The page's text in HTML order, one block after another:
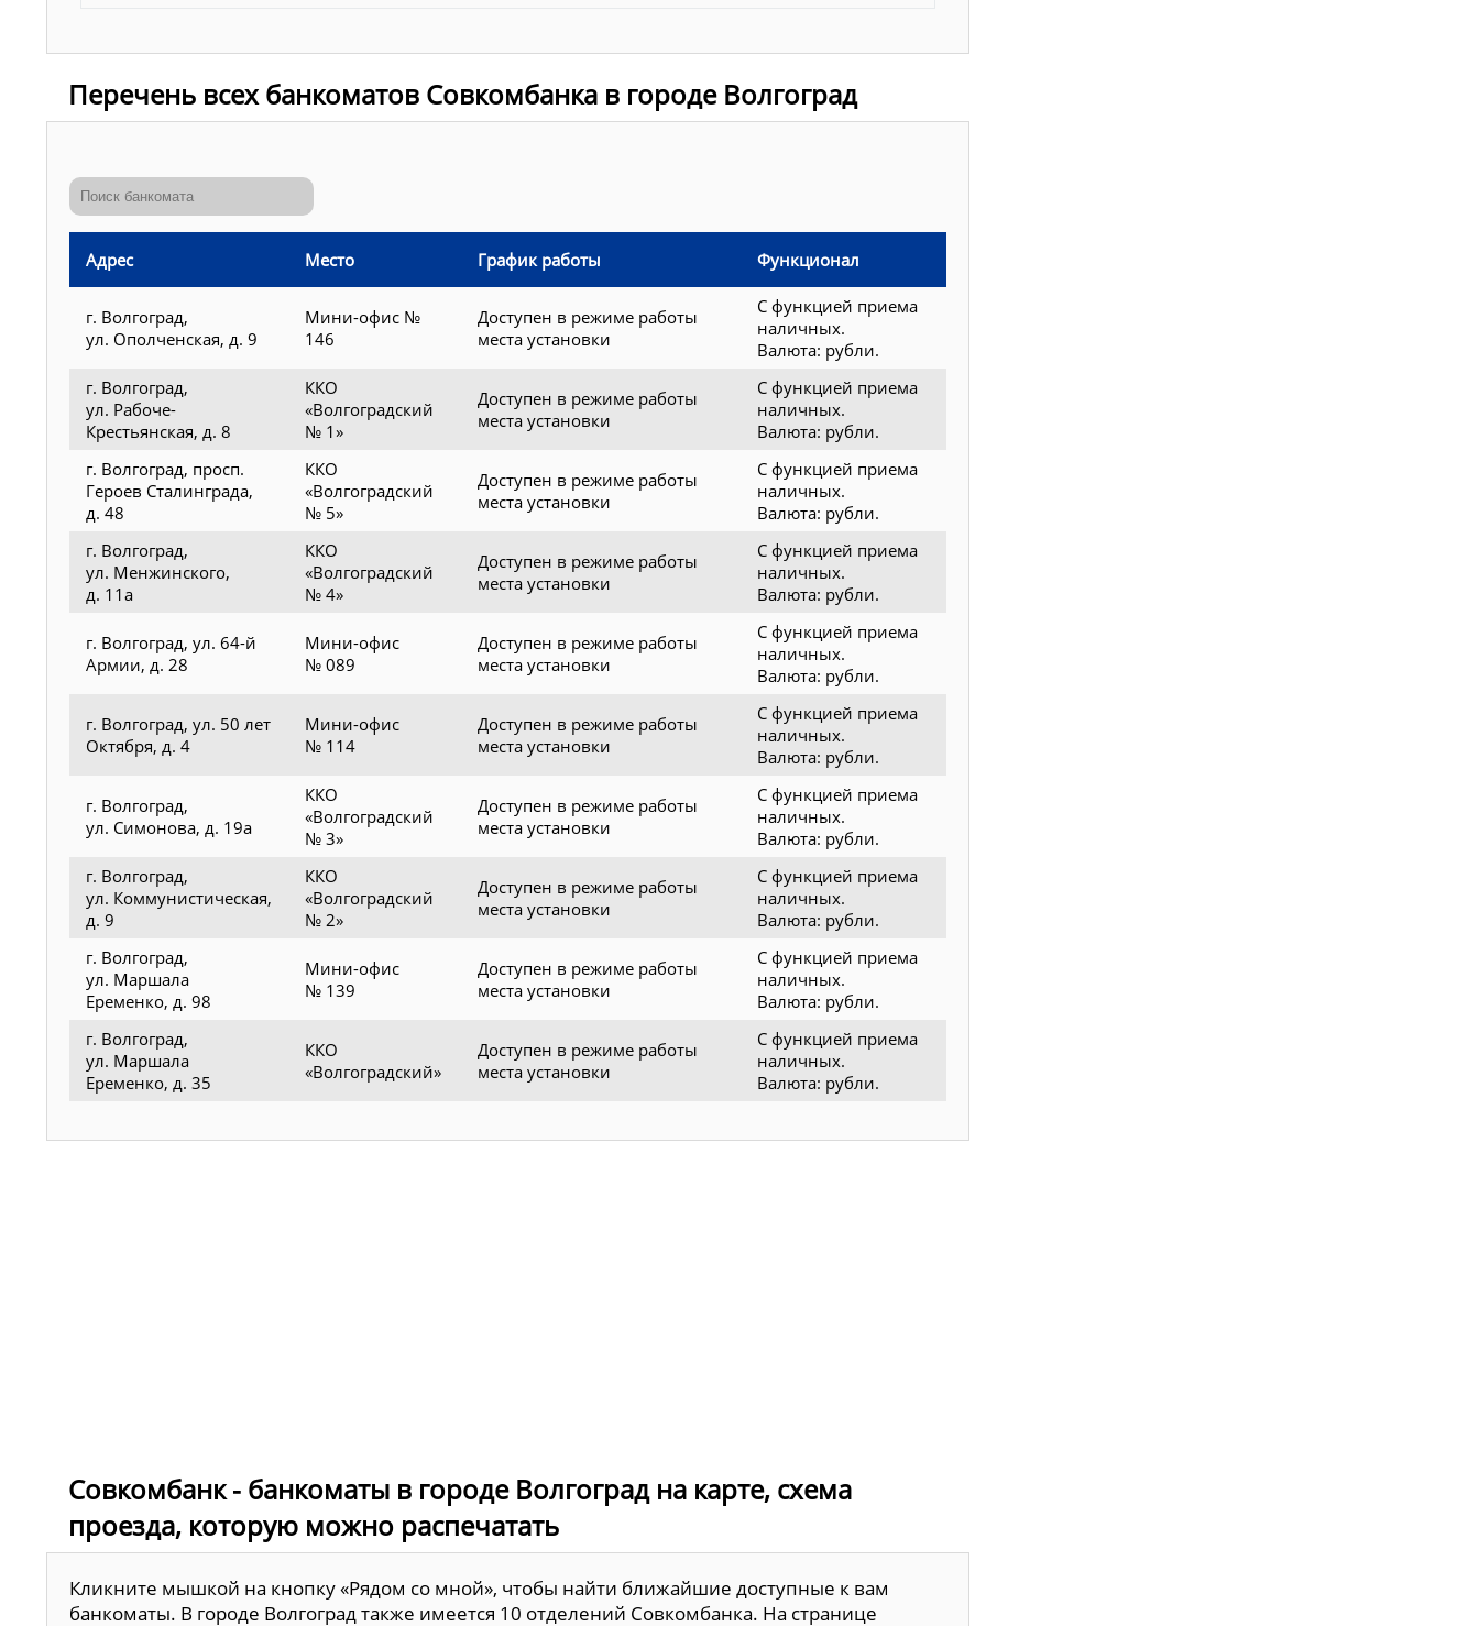
Перечень всех банкоматов Совкомбанка в городе Волгоград
Адрес Место График работы Функционал
г. Волгоград,
ул. Ополченская, д. 9
Мини-офис №
146
Доступен в режиме работы
места установки
С функцией приема
наличных.
Валюта: рубли.
г. Волгоград,
ул. Рабоче-
Крестьянская, д. 8
ККО
«Волгоградский
№ 1»
Доступен в режиме работы
места установки
С функцией приема
наличных.
Валюта: рубли.
г. Волгоград, просп.
Героев Сталинграда,
д. 48
ККО
«Волгоградский
№ 5»
Доступен в режиме работы
места установки
С функцией приема
наличных.
Валюта: рубли.
г. Волгоград,
ул. Менжинского,
д. 11а
ККО
«Волгоградский
№ 4»
Доступен в режиме работы
места установки
С функцией приема
наличных.
Валюта: рубли.
г. Волгоград, ул. 64-й
Армии, д. 28
Мини-офис
№ 089
Доступен в режиме работы
места установки
С функцией приема
наличных.
Валюта: рубли.
г. Волгоград, ул. 50 лет
Октября, д. 4
Мини-офис
№ 114
Доступен в режиме работы
места установки
С функцией приема
наличных.
Валюта: рубли.
г. Волгоград,
ул. Симонова, д. 19а
ККО
«Волгоградский
№ 3»
Доступен в режиме работы
места установки
С функцией приема
наличных.
Валюта: рубли.
г. Волгоград,
ул. Коммунистическая,
д. 9
ККО
«Волгоградский
№ 2»
Доступен в режиме работы
места установки
С функцией приема
наличных.
Валюта: рубли.
г. Волгоград,
ул. Маршала
Еременко, д. 98
Мини-офис
№ 139
Доступен в режиме работы
места установки
С функцией приема
наличных.
Валюта: рубли.
г. Волгоград,
ул. Маршала
Еременко, д. 35
ККО
«Волгоградский»
Доступен в режиме работы
места установки
С функцией приема
наличных.
Валюта: рубли.
Совкомбанк - банкоматы в городе Волгоград на карте, схема
проезда, которую можно распечатать
Кликните мышкой на кнопку «Рядом со мной», чтобы найти ближайшие доступные к вам
банкоматы. В городе Волгоград также имеется 10 отделений Совкомбанка. На странице